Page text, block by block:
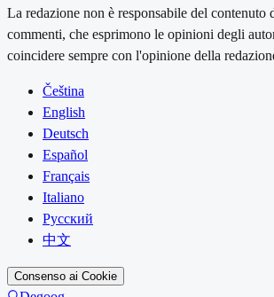
La redazione non è responsabile del contenuto
commenti, che esprimono le opinioni degli
coincidere sempre con l'opinione della
Čeština
English
Deutsch
Español
Français
Italiano
Русский
中文
Consenso ai Cookie